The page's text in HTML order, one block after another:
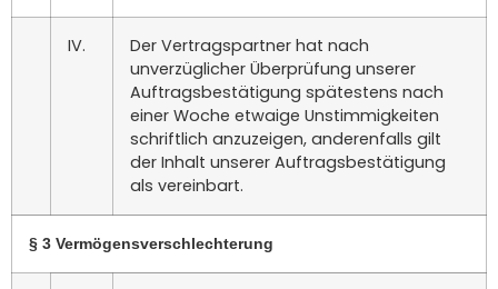
IV.
Der Vertragspartner hat nach
unverzüglicher Überprüfung unserer
Auftragsbestätigung spätestens nach
einer Woche etwaige Unstimmigkeiten
schriftlich anzuzeigen, anderenfalls gilt
der Inhalt unserer Auftragsbestätigung
als vereinbart.
§ 3 Vermögensverschlechterung